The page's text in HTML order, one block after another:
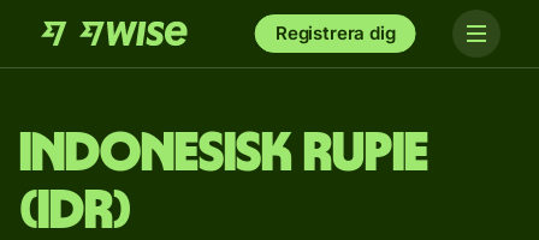
Registrera dig
Indonesisk rupie
(IDR)